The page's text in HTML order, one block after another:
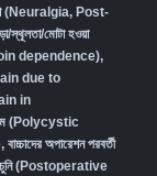
ব্যথা (Neuralgia, Post-
স্থূলতা/মোটা হওয়া
dependence),
(Pain due to
in
(Polycystic
, বাচ্চাদের অপারেশন পরবর্তী
(Postoperative